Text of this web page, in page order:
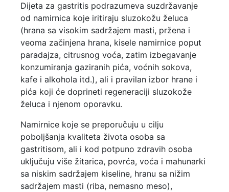
Dijeta za gastritis podrazumeva suzdržavanje
od namirnica koje iritiraju sluzokožu želuca
(hrana sa visokim sadržajem masti, pržena i
veoma začinjena hrana, kisele namirnice poput
paradajza, citrusnog voća, zatim izbegavanje
konzumiranja gaziranih pića, voćnih sokova,
kafe i alkohola itd.), ali i pravilan izbor hrane i
pića koji će doprineti regeneraciji sluzokože
želuca i njenom oporavku.
Namirnice koje se preporučuju u cilju
poboljšanja kvaliteta života osoba sa
gastritisom, ali i kod potpuno zdravih osoba
uključuju više žitarica, povrća, voća i mahunarki
sa niskim sadržajem kiseline, hranu sa nižim
sadržajem masti (riba, nemasno meso),